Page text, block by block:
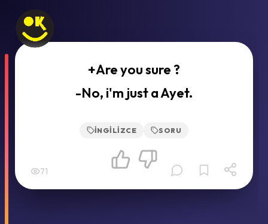
+Are you sure ?
-No, i'm just a Ayet.
İNGILIZCE SORU
71